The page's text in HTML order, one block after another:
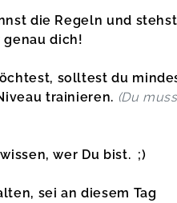
die Regeln und
genau dich!
solltest du
trainieren. (Du
wer Du bist. ;)
sei an diesem Tag